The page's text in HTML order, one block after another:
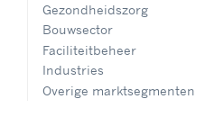
Gezondheidszorg
Bouwsector
Faciliteitbeheer
Industries
Overige marktsegmenten